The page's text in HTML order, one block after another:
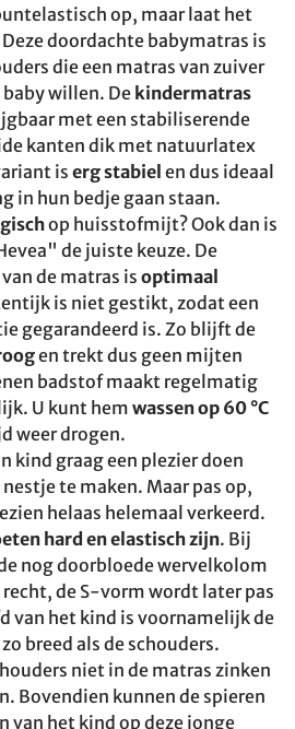
op, maar laat het
doordachte babymatras is
die een matras van zuiver
willen. De kindermatras
met een stabiliserende
kanten dik met natuurlatex
is erg stabiel en dus ideaal
in hun bedje gaan staan.
op huisstofmijt? Ook dan is
de juiste keuze. De
de matras is optimaal
is niet gestikt, zodat een
gegarandeerd is. Zo blijft de
en trekt dus geen mijten
badstof maakt regelmatig
U kunt hem wassen op 60 °C
weer drogen.
kind graag een plezier doen
te maken. Maar pas op,
helaas helemaal verkeerd.
hard en elastisch zijn. Bij
nog doorbloede wervelkolom
de S-vorm wordt later pas
van het kind is voornamelijk de
breed als de schouders.
niet in de matras zinken
Bovendien kunnen de spieren
van het kind op deze jonge